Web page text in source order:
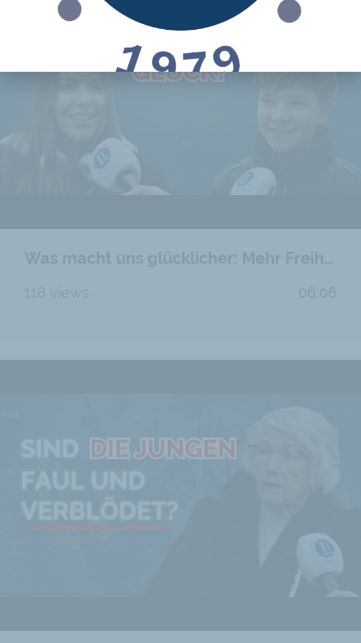
Was macht uns glücklicher: Mehr Freiheit oder mehr Staat?
118 views 06:06